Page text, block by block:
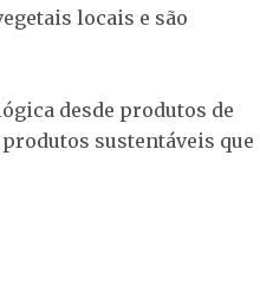
locais e são
desde produtos de
sustentáveis que